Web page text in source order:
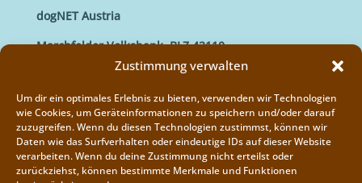
Zustimmung verwalten
Um dir ein optimales Erlebnis zu bieten, verwenden wir Technologien
wie Cookies, um Geräteinformationen zu speichern und/oder darauf
zuzugreifen. Wenn du diesen Technologien zustimmst, können wir
Daten wie das Surfverhalten oder eindeutige IDs auf dieser Website
verarbeiten. Wenn du deine Zustimmung nicht erteilst oder
zurückziehst, können bestimmte Merkmale und Funktionen
dogNET Austria
Marchfelder Volksbank, BLZ 42110
IBAN: AT66 4211 0421 5000 0000